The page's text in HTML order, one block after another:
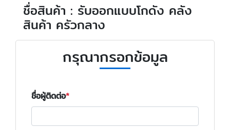
ชื่อสินค้า : รับออกแบบโกดัง คลัง
สินค้า ครัวกลาง
กรุณากรอกข้อมูล
ชื่อผู้ติดต่อ